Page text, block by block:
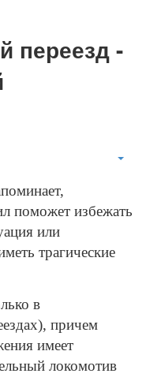
переезд -
поможет избежать
или
трагические
в
причем
имеет
локомотив